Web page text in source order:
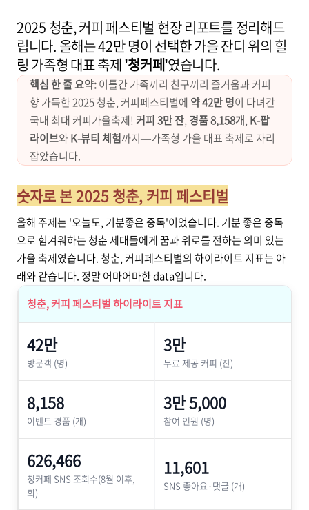
2025 청춘, 커피 페스티벌 현장 리포트를 정리해드
립니다. 올해는 42만 명이 선택한 가을 잔디 위의 힐
링 가족형 대표 축제'청커페'였습니다.
핵심 한 줄 요약:이틀간 가족끼리 친구끼리 즐거움과 커피
향 가득한 2025 청춘, 커피페스티벌에 약 42만 명이 다녀간
국내 최대 커피가을축제! 커피 3만 잔, 경품 8,158개, K-팝
라이브와K-뷰티 체험까지—가족형 가을 대표 축제로 자리
잡았습니다.
숫자로 본 2025 청춘, 커피 페스티벌
올해 주제는 '오늘도, 기분좋은 중독'이었습니다. 기분 좋은 중독
으로 힘겨워하는 청춘 세대들에게 꿈과 위로를 전하는 의미 있는
가을 축제였습니다. 청춘, 커피페스티벌의 하이라이트 지표는 아
래와 같습니다. 정말 어마어마한 data입니다.
청춘, 커피 페스티벌 하이라이트 지표
42만
방문객 (명)
3만
무료 제공 커피 (잔)
8,158
이벤트 경품 (개)
3만 5,000
참여 인원 (명)
626,466
청커페 SNS 조회수(8월 이후,
회)
11,601
SNS 좋아요·댓글 (개)